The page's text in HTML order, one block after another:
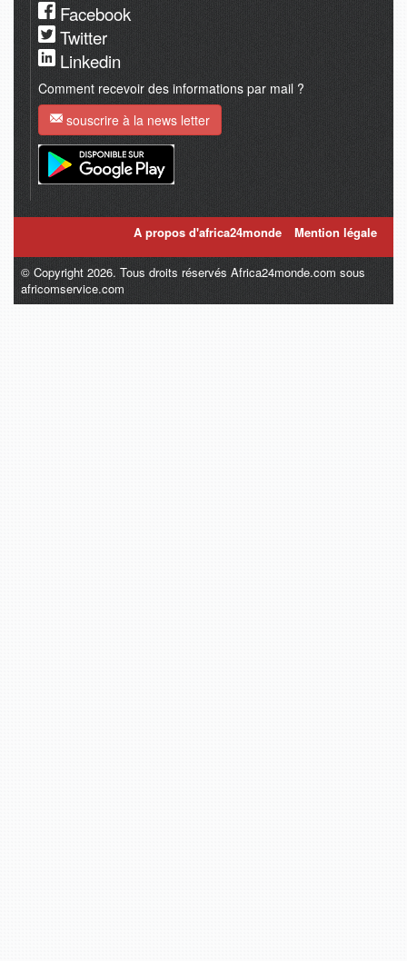
Facebook
Twitter
Linkedin
Comment recevoir des informations par mail ?
souscrire à la news letter
A propos d'africa24monde Mention légale
© Copyright 2026. Tous droits réservés Africa24monde.com sous
africomservice.com